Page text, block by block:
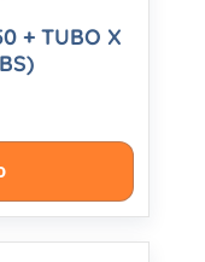
+ TUBO X